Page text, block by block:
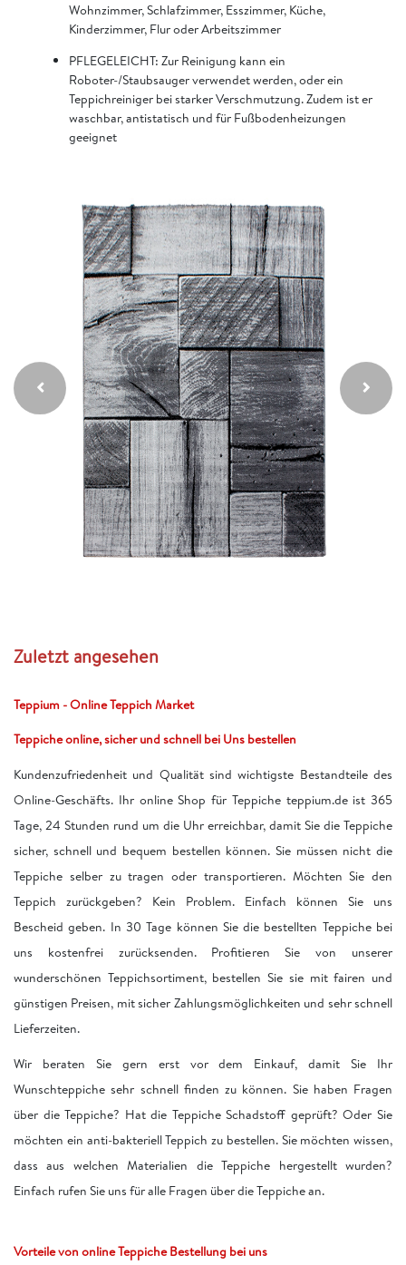
Wohnzimmer, Schlafzimmer, Esszimmer, Küche,
Kinderzimmer, Flur oder Arbeitszimmer
PFLEGELEICHT: Zur Reinigung kann ein
Roboter-/Staubsauger verwendet werden, oder ein
Teppichreiniger bei starker Verschmutzung. Zudem ist er
waschbar, antistatisch und für Fußbodenheizungen
geeignet
Zuletzt angesehen
Teppium - Online Teppich Market
Teppiche online, sicher und schnell bei Uns bestellen
Kundenzufriedenheit und Qualität sind wichtigste Bestandteile des
Online-Geschäfts. Ihr online Shop für Teppiche teppium.de ist 365
Tage, 24 Stunden rund um die Uhr erreichbar, damit Sie die Teppiche
sicher, schnell und bequem bestellen können. Sie müssen nicht die
Teppiche selber zu tragen oder transportieren. Möchten Sie den
Teppich zurückgeben? Kein Problem. Einfach können Sie uns
Bescheid geben. In 30 Tage können Sie die bestellten Teppiche bei
uns kostenfrei zurücksenden. Profitieren Sie von unserer
wunderschönen Teppichsortiment, bestellen Sie sie mit fairen und
günstigen Preisen, mit sicher Zahlungsmöglichkeiten und sehr schnell
Lieferzeiten.
Wir beraten Sie gern erst vor dem Einkauf, damit Sie Ihr
Wunschteppiche sehr schnell finden zu können. Sie haben Fragen
über die Teppiche? Hat die Teppiche Schadstoff geprüft? Oder Sie
möchten ein anti-bakteriell Teppich zu bestellen. Sie möchten wissen,
dass aus welchen Materialien die Teppiche hergestellt wurden?
Einfach rufen Sie uns für alle Fragen über die Teppiche an.
Vorteile von online Teppiche Bestellung bei uns